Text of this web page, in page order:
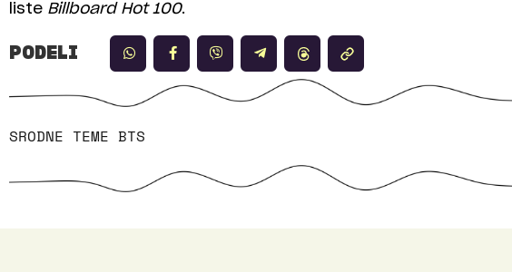
liste Billboard Hot 100.
PODELI
SRODNE TEME BTS